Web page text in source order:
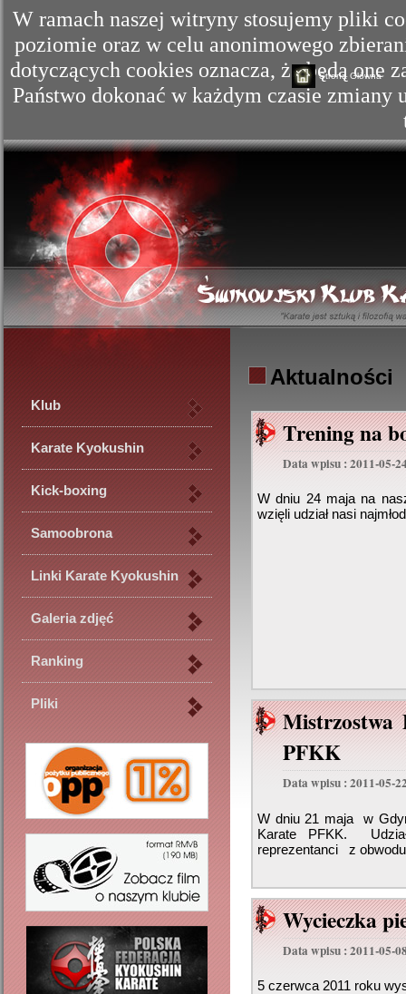
W ramach naszej witryny stosujemy pliki
poziomie oraz w celu anonimowego
dotyczących cookies oznacza, że będą one
Państwo dokonać w każdym czasie
Strona Główna
Klub
Karate Kyokushin
Kick-boxing
Samoobrona
Linki Karate Kyokushin
Galeria zdjęć
Ranking
Pliki
Aktualności
Trening na
Data wpisu : 2011-05-
W dniu 24 maja na
wzięli udział nasi
Mistrzostwa
PFKK
Data wpisu : 2011-05-
W dniu 21 maja w
Karate PFKK.
reprezentanci z
Wycieczka
Data wpisu : 2011-05-
5 czerwca 2011 roku